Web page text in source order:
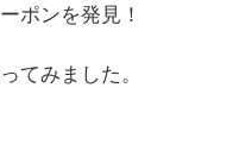
ポンを発見！
てみました。